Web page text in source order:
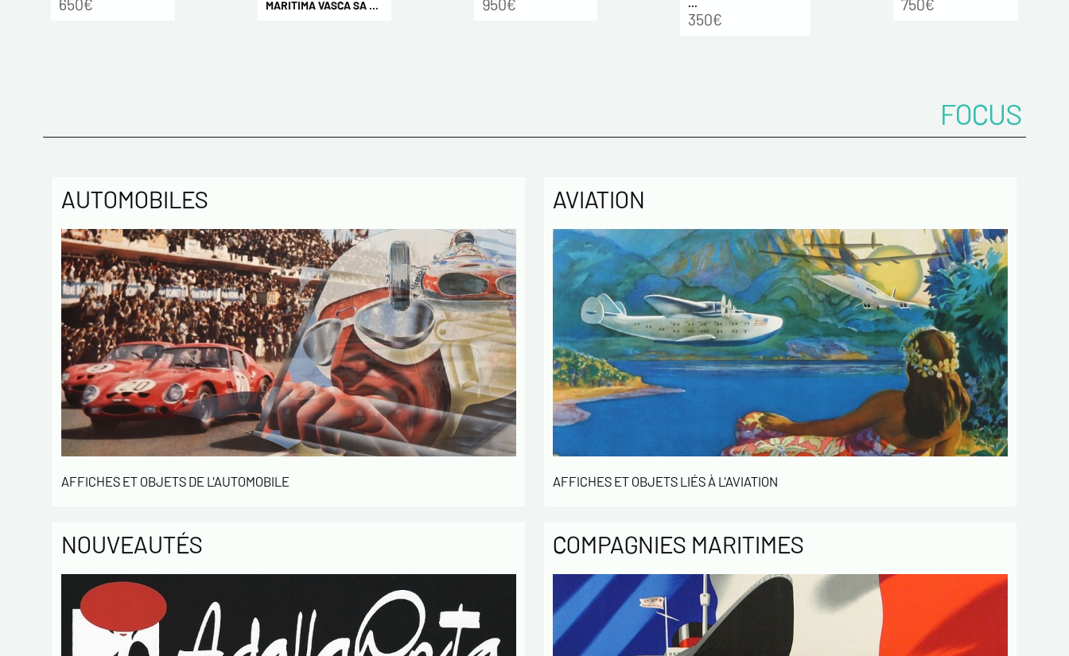
650€
MARITIMA VASCA SA ...
950€
...
350€
750€
FOCUS
AUTOMOBILES
AFFICHES ET OBJETS DE L'AUTOMOBILE
AVIATION
AFFICHES ET OBJETS LIÉS À L'AVIATION
NOUVEAUTÉS COMPAGNIES MARITIMES